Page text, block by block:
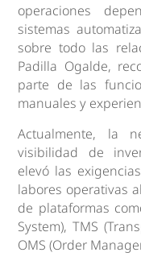
operaciones
sistemas
sobre todo las
Padilla Ogalde,
parte de las
manuales y
Actualmente, la
visibilidad de
elevó las
labores operativas
de plataformas
System), TMS
OMS (Order